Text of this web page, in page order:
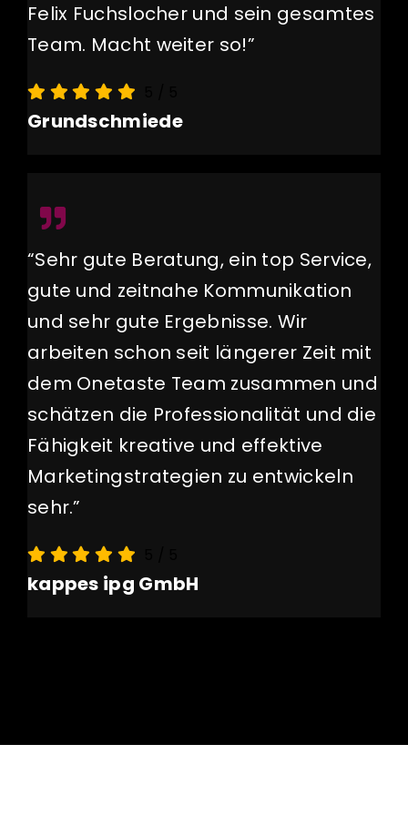
Felix Fuchslocher und sein gesamtes
Team. Macht weiter so!”
Grundschmiede
“Sehr gute Beratung, ein top Service,
gute und zeitnahe Kommunikation
und sehr gute Ergebnisse. Wir
arbeiten schon seit längerer Zeit mit
dem Onetaste Team zusammen und
schätzen die Professionalität und die
Fähigkeit kreative und effektive
Marketingstrategien zu entwickeln
sehr.”
kappes ipg GmbH